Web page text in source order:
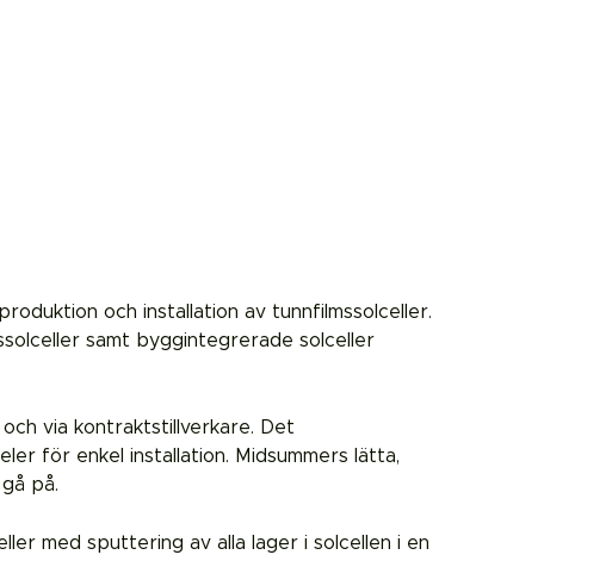
och installation av tunnfilmssolceller.
samt byggintegrerade solceller
via kontraktstillverkare. Det
för enkel installation. Midsummers lätta,
på.
med sputtering av alla lager i solcellen i en